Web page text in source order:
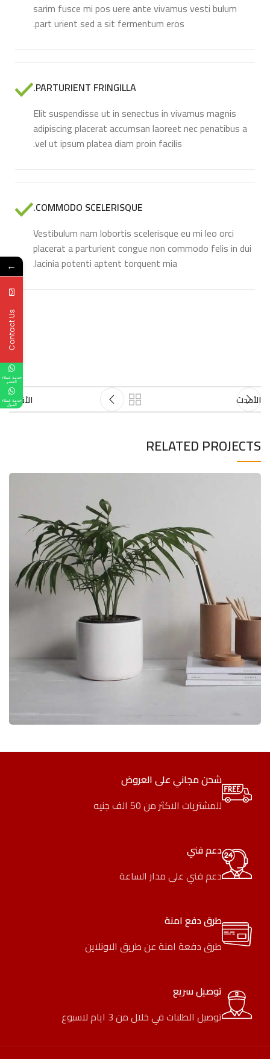
sarim fusce mi pos uere ante vivamus vesti bulum
part urient sed a sit fermentum eros.
PARTURIENT FRINGILLA.
Elit suspendisse ut in senectus in vivamus magnis
adipiscing placerat accumsan laoreet nec penatibus a
vel ut ipsum platea diam proin facilis.
COMMODO SCELERISQUE.
Vestibulum nam lobortis scelerisque eu mi leo orci
placerat a parturient congue non commodo felis in dui
lacinia potenti aptent torquent mia.
الأحدث الأقدم
RELATED PROJECTS
POTENTI PARTURIENT PARTURIE
شحن مجاني على العروض
للمشتريات الاكثر من 50 الف جنيه
دعم فني
دعم فني على مدار الساعة
طرق دفع امنة
طرق دفعة امنة عن طريق الاونلاين
توصيل سريع
توصيل الطلبات في خلال من 3 ايام لاسبوع
←
Contact Us
خدمة عملاء
القصر
خدمة عملاء
المول